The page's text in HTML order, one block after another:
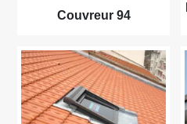
Couvreur 94